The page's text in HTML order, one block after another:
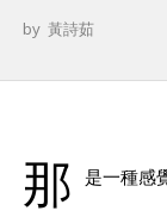
by 黃詩茹
那 是一種感